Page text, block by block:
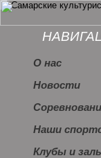
О нас
Новости
Наши
Клубы и